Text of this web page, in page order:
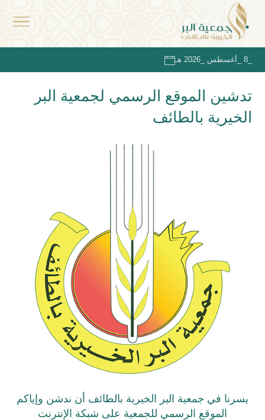
تدشين الموقع الرسمي لجمعية البر
الخيرية بالطائف
يسرنا في جمعية البر الخيرية بالطائف أن ندشن وإياكم
الموقع الرسمي للجمعية على شبكة الإنترنت